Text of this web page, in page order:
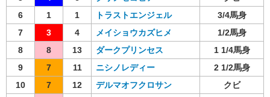
6
1 1 トラストエンジェル
3/4馬身
7
3 4 メイショウカズヒメ
1/2馬身
8
8 13 ダークプリンセス
1 1/4馬身
9
7 11 ニシノレディー
2 1/2馬身
10
7 12 デルマオフクロサン
クビ